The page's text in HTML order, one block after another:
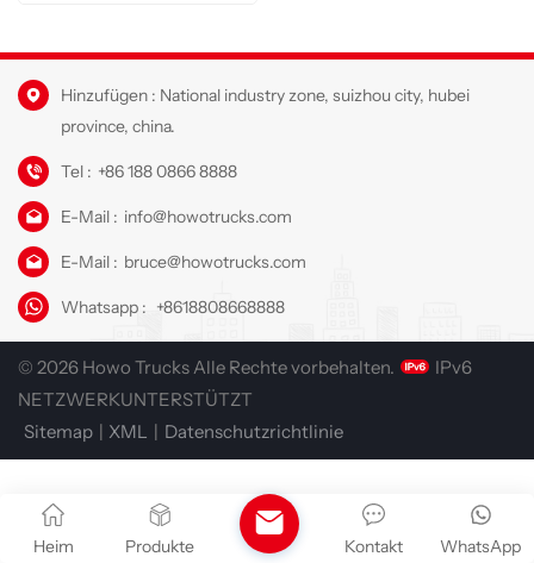
Hinzufügen : National industry zone, suizhou city, hubei
province, china.
Tel : +86 188 0866 8888
E-Mail : info@howotrucks.com
E-Mail : bruce@howotrucks.com
Whatsapp : +8618808668888
© 2026 Howo Trucks Alle Rechte vorbehalten.
IPv6
NETZWERKUNTERSTÜTZT
Sitemap | XML | Datenschutzrichtlinie
Heim Produkte WhatsApp
Kontakt